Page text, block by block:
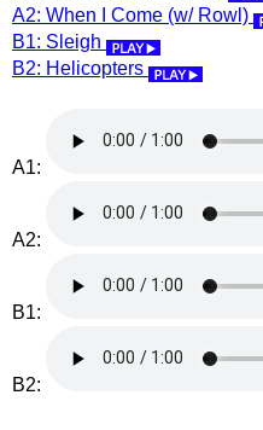
A2: When I Come (w/ Rowl)
B1: Sleigh
B2: Helicopters
A1:
A2:
B1:
B2: